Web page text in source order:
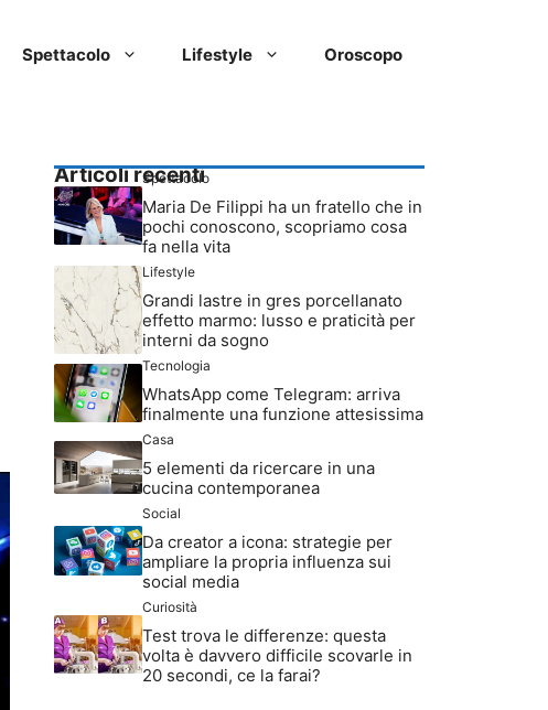
Spettacolo Lifestyle Oroscopo
Articoli recenti
Spettacolo
Maria De Filippi ha un fratello che in
pochi conoscono, scopriamo cosa
fa nella vita
Lifestyle
Grandi lastre in gres porcellanato
effetto marmo: lusso e praticità per
interni da sogno
Tecnologia
WhatsApp come Telegram: arriva
finalmente una funzione attesissima
Casa
5 elementi da ricercare in una
cucina contemporanea
Social
Da creator a icona: strategie per
ampliare la propria influenza sui
social media
Curiosità
Test trova le differenze: questa
volta è davvero difficile scovarle in
20 secondi, ce la farai?